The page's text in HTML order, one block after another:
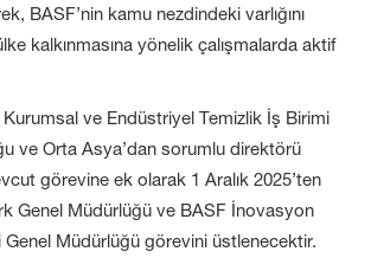
BASF’nin kamu nezdindeki varlığını
kalkınmasına yönelik çalışmalarda aktif
Kurumsal ve Endüstriyel Temizlik İş Birimi
ve Orta Asya’dan sorumlu direktörü
görevine ek olarak 1 Aralık 2025’ten
Genel Müdürlüğü ve BASF İnovasyon
Müdürlüğü görevini üstlenecektir.